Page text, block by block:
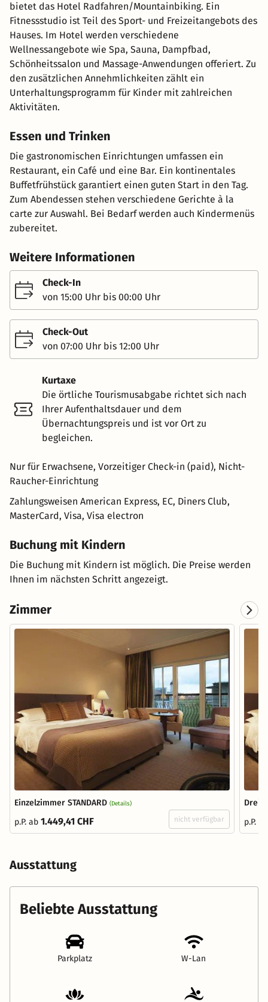
bietet das Hotel Radfahren/Mountainbiking. Ein
Fitnessstudio ist Teil des Sport- und Freizeitangebots des
Hauses. Im Hotel werden verschiedene
Wellnessangebote wie Spa, Sauna, Dampfbad,
Schönheitssalon und Massage-Anwendungen offeriert. Zu
den zusätzlichen Annehmlichkeiten zählt ein
Unterhaltungsprogramm für Kinder mit zahlreichen
Aktivitäten.
Essen und Trinken
Die gastronomischen Einrichtungen umfassen ein
Restaurant, ein Café und eine Bar. Ein kontinentales
Buffetfrühstück garantiert einen guten Start in den Tag.
Zum Abendessen stehen verschiedene Gerichte à la
carte zur Auswahl. Bei Bedarf werden auch Kindermenüs
zubereitet.
Weitere Informationen
Check-In
von 15:00 Uhr bis 00:00 Uhr
Check-Out
von 07:00 Uhr bis 12:00 Uhr
Kurtaxe
Die örtliche Tourismusabgabe richtet sich nach
Ihrer Aufenthaltsdauer und dem
Übernachtungspreis und ist vor Ort zu
begleichen.
Nur für Erwachsene, Vorzeitiger Check-in (paid), Nicht-
Raucher-Einrichtung
Zahlungsweisen American Express, EC, Diners Club,
MasterCard, Visa, Visa electron
Buchung mit Kindern
Die Buchung mit Kindern ist möglich. Die Preise werden
Ihnen im nächsten Schritt angezeigt.
Zimmer
Einzelzimmer STANDARD (Details)
p.P. ab 1.449,41 CHF nicht verfügbar
p.P.
Ausstattung
Beliebte Ausstattung
Parkplatz W-Lan